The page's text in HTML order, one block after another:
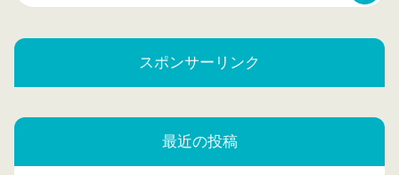
スポンサーリンク
最近の投稿